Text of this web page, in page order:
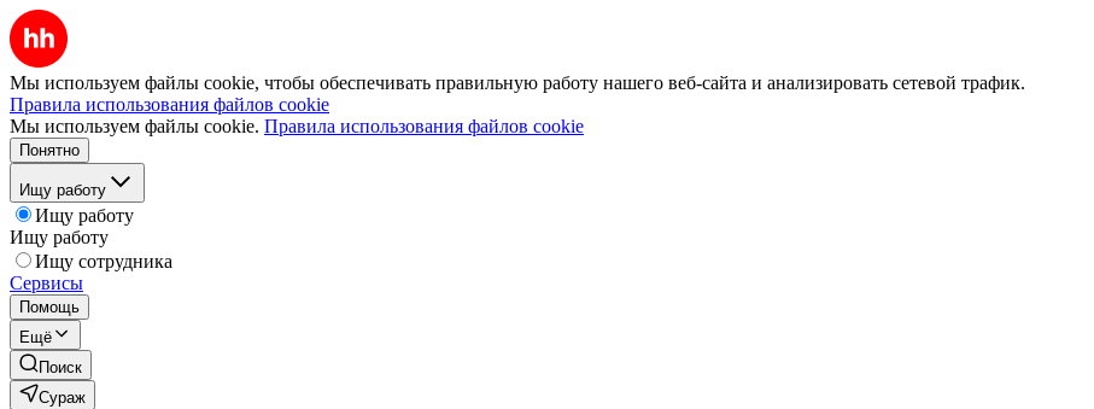
Мы используем файлы cookie, чтобы обеспечивать правильную работу нашего веб-сайта и анализировать сетевой трафик.
Правила использования файлов cookie
Мы используем файлы cookie. Правила использования файлов cookie
Понятно
Ищу работу
Ищу работу
Ищу работу
Ищу сотрудника
Сервисы
Помощь
Ещё
Поиск
Сураж